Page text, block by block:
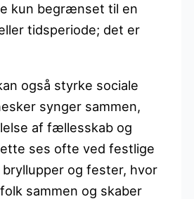
kun begrænset til en
tidsperiode; det er
også styrke sociale
synger sammen,
af fællesskab og
ses ofte ved festlige
bryllupper og fester, hvor
sammen og skaber